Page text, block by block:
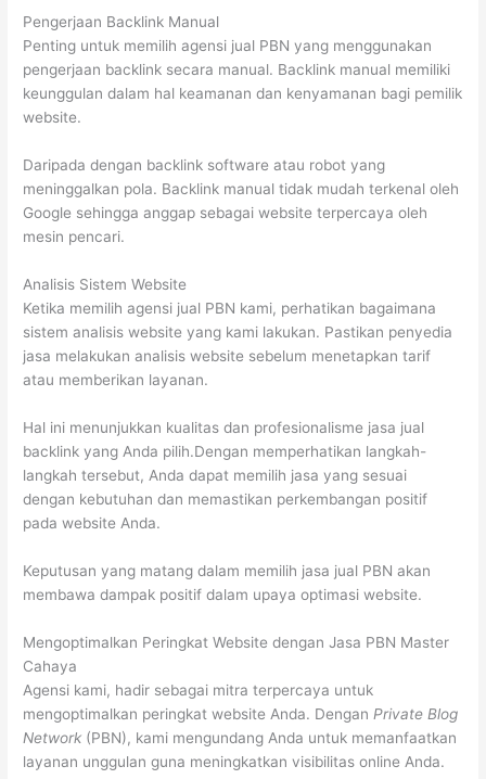
Pengerjaan Backlink Manual
Penting untuk memilih agensi jual PBN yang menggunakan
pengerjaan backlink secara manual. Backlink manual memiliki
keunggulan dalam hal keamanan dan kenyamanan bagi pemilik
website.
Daripada dengan backlink software atau robot yang
meninggalkan pola. Backlink manual tidak mudah terkenal oleh
Google sehingga anggap sebagai website terpercaya oleh
mesin pencari.
Analisis Sistem Website
Ketika memilih agensi jual PBN kami, perhatikan bagaimana
sistem analisis website yang kami lakukan. Pastikan penyedia
jasa melakukan analisis website sebelum menetapkan tarif
atau memberikan layanan.
Hal ini menunjukkan kualitas dan profesionalisme jasa jual
backlink yang Anda pilih.Dengan memperhatikan langkah-
langkah tersebut, Anda dapat memilih jasa yang sesuai
dengan kebutuhan dan memastikan perkembangan positif
pada website Anda.
Keputusan yang matang dalam memilih jasa jual PBN akan
membawa dampak positif dalam upaya optimasi website.
Mengoptimalkan Peringkat Website dengan Jasa PBN Master
Cahaya
Agensi kami, hadir sebagai mitra terpercaya untuk
mengoptimalkan peringkat website Anda. Dengan Private Blog
Network (PBN), kami mengundang Anda untuk memanfaatkan
layanan unggulan guna meningkatkan visibilitas online Anda.